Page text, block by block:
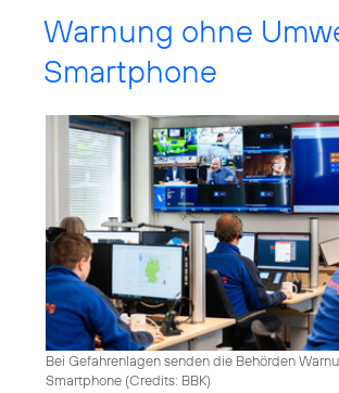
Warnung ohne
Smartphone
Bei Gefahrenlagen senden die Behörden
Smartphone (Credits: BBK)